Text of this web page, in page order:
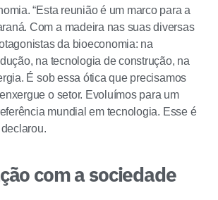
“Esta reunião é um marco para a
Com a madeira nas suas diversas
da bioeconomia: na
na tecnologia de construção, na
É sob essa ótica que precisamos
o setor. Evoluímos para um
mundial em tecnologia. Esse é
com a sociedade